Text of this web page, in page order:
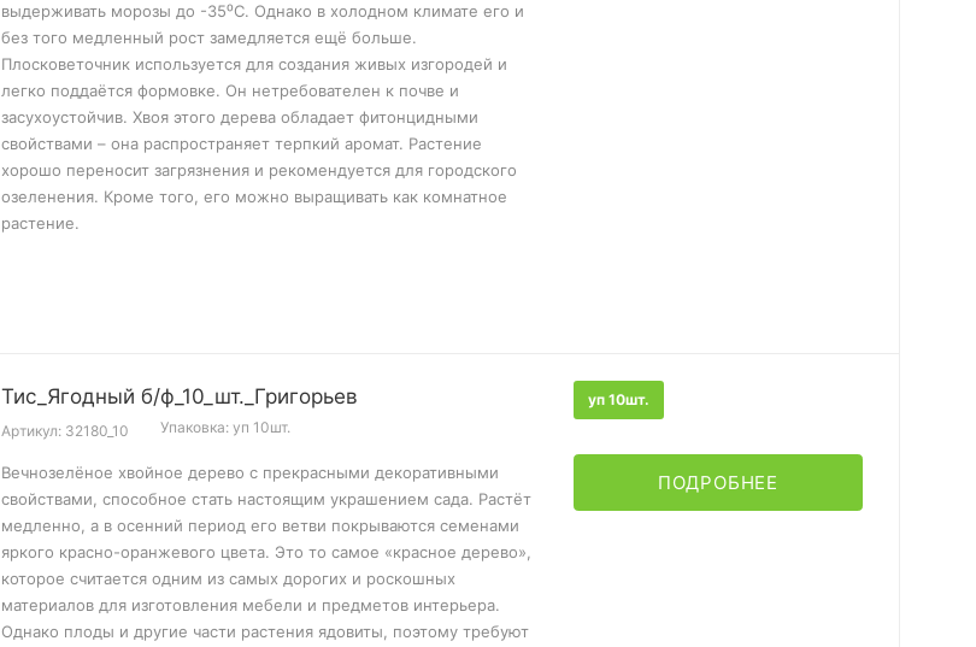
выдерживать морозы до -35⁰C. Однако в холодном климате его и
без того медленный рост замедляется ещё больше.
Плосковеточник используется для создания живых изгородей и
легко поддаётся формовке. Он нетребователен к почве и
засухоустойчив. Хвоя этого дерева обладает фитонцидными
свойствами – она распространяет терпкий аромат. Растение
хорошо переносит загрязнения и рекомендуется для городского
озеленения. Кроме того, его можно выращивать как комнатное
растение.
Тис_Ягодный б/ф_10_шт._Григорьев
Артикул: 32180_10 Упаковка: уп 10шт.
Вечнозелёное хвойное дерево с прекрасными декоративными
свойствами, способное стать настоящим украшением сада. Растёт
медленно, а в осенний период его ветви покрываются семенами
яркого красно-оранжевого цвета. Это то самое «красное дерево»,
которое считается одним из самых дорогих и роскошных
материалов для изготовления мебели и предметов интерьера.
Однако плоды и другие части растения ядовиты, поэтому требуют
уп 10шт.
ПОДРОБНЕЕ